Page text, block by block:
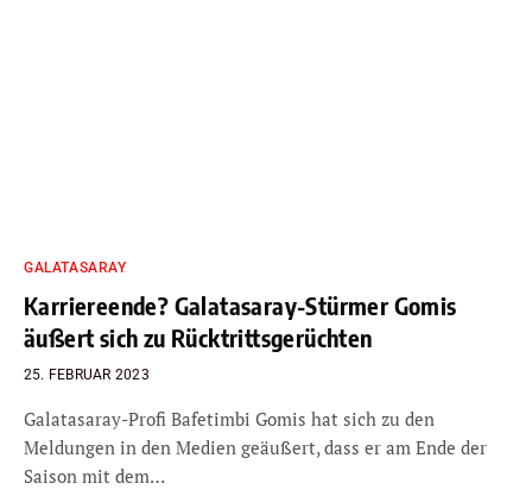
GALATASARAY
Karriereende? Galatasaray-Stürmer Gomis
äußert sich zu Rücktrittsgerüchten
25. FEBRUAR 2023
Galatasaray-Profi Bafetimbi Gomis hat sich zu den
Meldungen in den Medien geäußert, dass er am Ende der
Saison mit dem…